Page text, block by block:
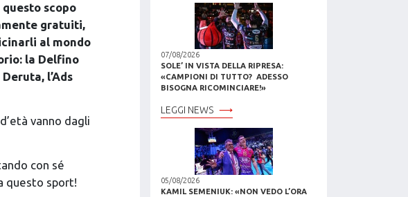
scopo
gratuiti,
al mondo
la Delfino
l’Ads
vanno dagli
con sé
questo sport!
07/08/2026
SOLE’ IN VISTA DELLA RIPRESA:
«CAMPIONI DI TUTTO? ADESSO
BISOGNA RICOMINCIARE!»
LEGGI NEWS
05/08/2026
KAMIL SEMENIUK: «NON VEDO L’ORA